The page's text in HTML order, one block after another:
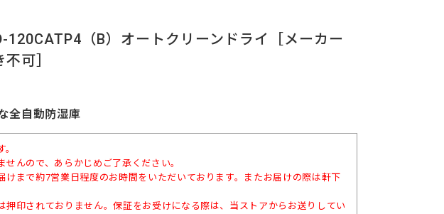
120CATP4（B）オートクリーンドライ［メーカー
可］
全自動防湿庫
せんので、あらかじめご了承ください。
けまで約7営業日程度のお時間をいただいております。またお届けの際は軒下
押印されておりません。保証をお受けになる際は、当ストアからお送りしてい